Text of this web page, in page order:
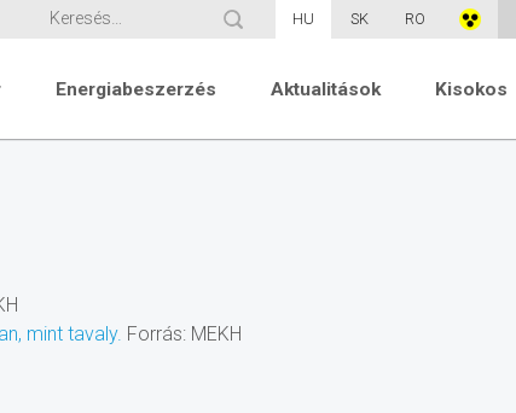
HU SK RO
Energiabeszerzés Aktualitások Kisokos
mint tavaly. Forrás: MEKH